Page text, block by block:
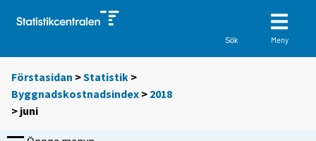
Sök Meny
Förstasidan >Statistik >
Byggnadskostnadsindex > 2018
> juni